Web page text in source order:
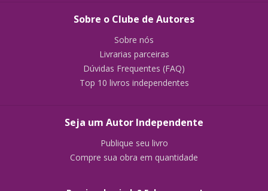
Sobre o Clube de Autores
Sobre nós
Livrarias parceiras
Dúvidas Frequentes (FAQ)
Top 10 livros independentes
Seja um Autor Independente
Publique seu livro
Compre sua obra em quantidade